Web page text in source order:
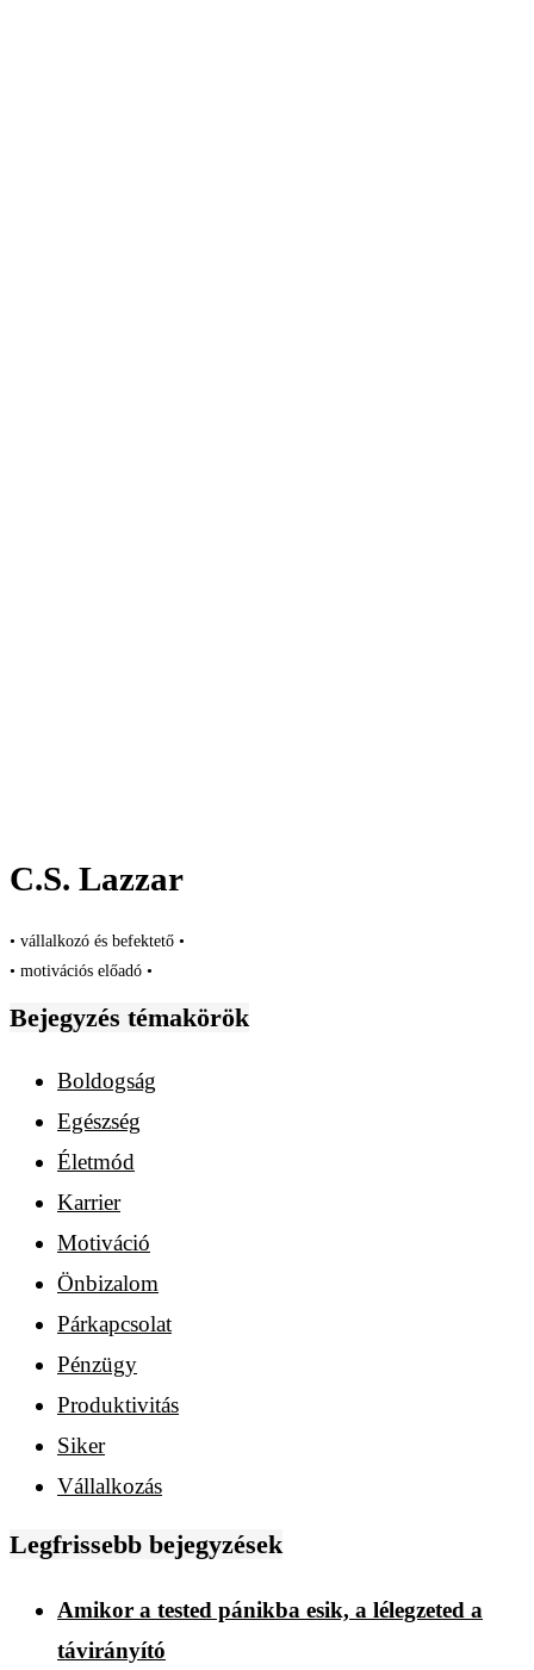
C.S. Lazzar
• vállalkozó és befektető •
• motivációs előadó •
Bejegyzés témakörök
Boldogság
Egészség
Életmód
Karrier
Motiváció
Önbizalom
Párkapcsolat
Pénzügy
Produktivitás
Siker
Vállalkozás
Legfrissebb bejegyzések
Amikor a tested pánikba esik, a lélegzeted a
távirányító